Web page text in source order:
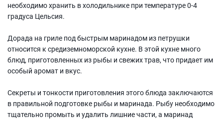
необходимо хранить в холодильнике при температуре 0-4
градуса Цельсия.
Дорада на гриле под быстрым маринадом из петрушки
относится к средиземноморской кухне. В этой кухне много
блюд, приготовленных из рыбы и свежих трав, что придает им
особый аромат и вкус.
Секреты и тонкости приготовления этого блюда заключаются
в правильной подготовке рыбы и маринада. Рыбу необходимо
тщательно промыть и удалить лишние части, а маринад